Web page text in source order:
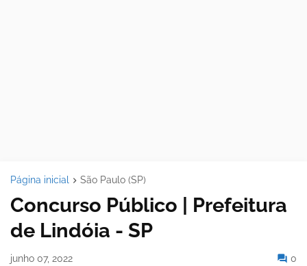
Página inicial São Paulo (SP)
Concurso Público | Prefeitura
de Lindóia - SP
junho 07, 2022 0